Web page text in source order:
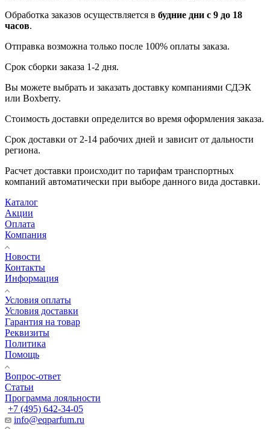
Обработка заказов осуществляется в будние дни с 9 до 18
часов.
Отправка возможна только после 100% оплаты заказа.
Срок сборки заказа 1-2 дня.
Вы можете выбрать и заказать доставку компаниями СДЭК
или Boxberry.
Стоимость доставки определится во время оформления заказа.
Срок доставки от 2-14 рабочих дней и зависит от дальности
региона.
Расчет доставки происходит по тарифам транспортных
компаний автоматически при выборе данного вида доставки.
Каталог
Акции
Оплата
Компания
Новости
Контакты
Информация
Условия оплаты
Условия доставки
Гарантия на товар
Реквизиты
Политика
Помощь
Вопрос-ответ
Статьи
Программа лояльности
+7 (495) 642-34-05
info@eqparfum.ru